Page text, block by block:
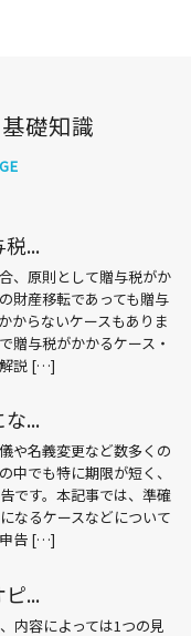
礎知識
...
、原則として贈与税がか
財産移転であっても贈与
からないケースもありま
贈与税がかかるケース・
解説 […]
...
や名義変更など数多くの
中でも特に期限が短く、
です。本記事では、準確
なるケースなどについて
告 […]
...
内容によっては1つの見